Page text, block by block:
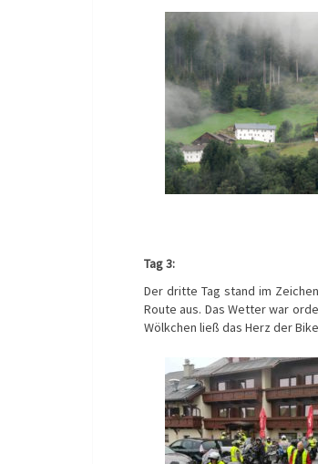
Tag 3:
Der dritte Tag stand im
Route aus. Das Wetter war
Wölkchen ließ das Herz der